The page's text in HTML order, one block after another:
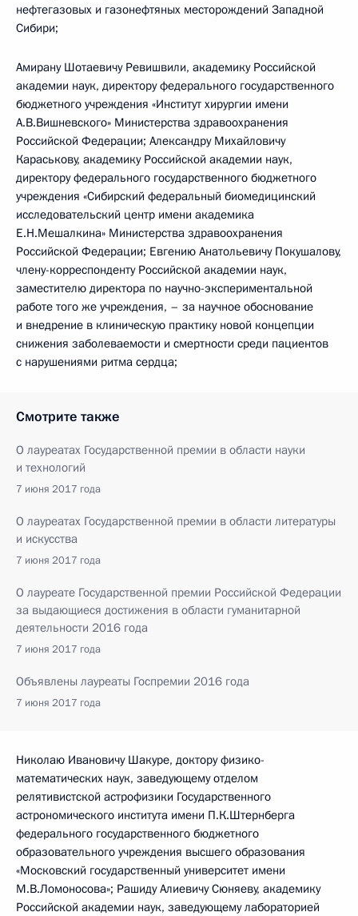
нефтегазовых и газонефтяных месторождений Западной
Сибири;
Амирану Шотаевичу Ревишвили, академику Российской
академии наук, директору федерального государственного
бюджетного учреждения «Институт хирургии имени
А.В.Вишневского» Министерства здравоохранения
Российской Федерации; Александру Михайловичу
Караськову, академику Российской академии наук,
директору федерального государственного бюджетного
учреждения «Сибирский федеральный биомедицинский
исследовательский центр имени академика
Е.Н.Мешалкина» Министерства здравоохранения
Российской Федерации; Евгению Анатольевичу Покушалову,
члену-корреспонденту Российской академии наук,
заместителю директора по научно-экспериментальной
работе того же учреждения, – за научное обоснование
и внедрение в клиническую практику новой концепции
снижения заболеваемости и смертности среди пациентов
с нарушениями ритма сердца;
Смотрите также
О лауреатах Государственной премии в области науки
и технологий
7 июня 2017 года
О лауреатах Государственной премии в области литературы
и искусства
7 июня 2017 года
О лауреате Государственной премии Российской Федерации
за выдающиеся достижения в области гуманитарной
деятельности 2016 года
7 июня 2017 года
Объявлены лауреаты Госпремии 2016 года
7 июня 2017 года
Николаю Ивановичу Шакуре, доктору физико-
математических наук, заведующему отделом
релятивистской астрофизики Государственного
астрономического института имени П.К.Штернберга
федерального государственного бюджетного
образовательного учреждения высшего образования
«Московский государственный университет имени
М.В.Ломоносова»; Рашиду Алиевичу Сюняеву, академику
Российской академии наук, заведующему лабораторией